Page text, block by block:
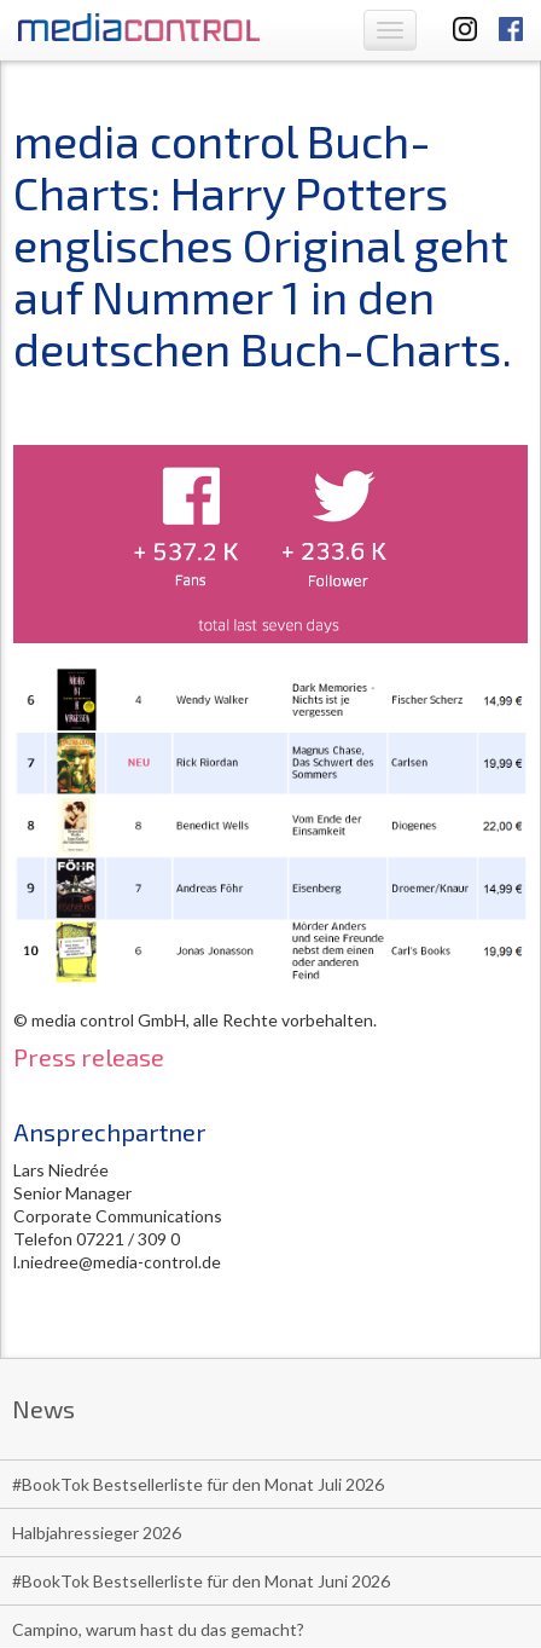
Toggle
navigation
media control Buch-
Charts: Harry Potters
englisches Original geht
auf Nummer 1 in den
deutschen Buch-Charts.
© media control GmbH, alle Rechte vorbehalten.
Press release
Ansprechpartner
Lars Niedrée
Senior Manager
Corporate Communications
Telefon 07221 / 309 0
l.niedree@media-control.de
News
#BookTok Bestsellerliste für den Monat Juli 2026
Halbjahressieger 2026
#BookTok Bestsellerliste für den Monat Juni 2026
Campino, warum hast du das gemacht?